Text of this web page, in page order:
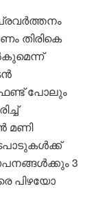
തിരികെ
ഫണ്ട് പോലും
മണി
3
പിഴയോ